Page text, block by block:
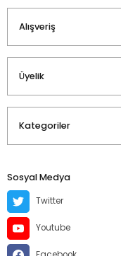
Alışveriş
Üyelik
Kategoriler
Sosyal Medya
Twitter
Youtube